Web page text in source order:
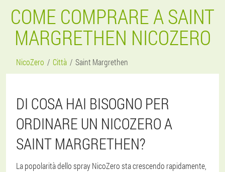
COME COMPRARE A SAINT
MARGRETHEN NICOZERO
NicoZero Città Saint Margrethen
DI COSA HAI BISOGNO PER
ORDINARE UN NICOZERO A
SAINT MARGRETHEN?
La popolarità dello spray NicoZero sta crescendo rapidamente,